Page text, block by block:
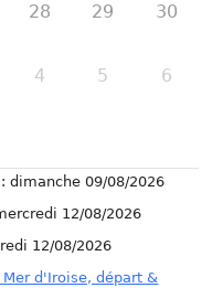
28 29 30
4 5 6
: dimanche 09/08/2026
12/08/2026
12/08/2026
d'Iroise, départ &